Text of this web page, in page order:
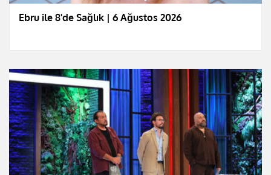
Ebru ile 8'de Sağlık | 6 Ağustos 2026